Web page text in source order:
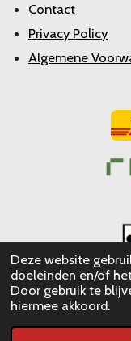
Deze website
doeleinden en/of
Door gebruik te
hiermee akkoord.
Contact
Privacy Policy
Algemene